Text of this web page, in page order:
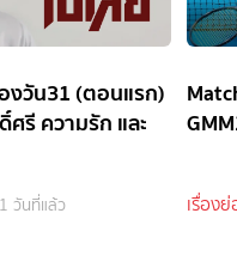
งวัน31 (ตอนแรก)
รี ความรัก และ
1 วันที่แล้ว เรื่อง